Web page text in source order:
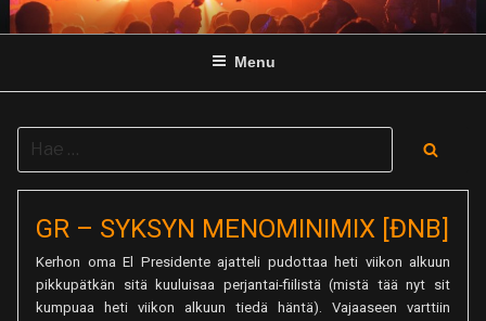
Skip
to
Menu
Search
for:
GR – SYKSYN MENOMINIMIX [ĐNB]
Kerhon oma El Presidente ajatteli pudottaa heti viikon alkuun
pikkupätkän sitä kuuluisaa perjantai-fiilistä (mistä tää nyt sit
kumpuaa heti viikon alkuun tiedä häntä). Vajaaseen varttiin